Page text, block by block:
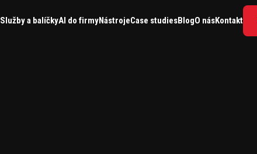
Služby a balíčkyAI do firmyNástrojeCase studiesBlogO násKontakt